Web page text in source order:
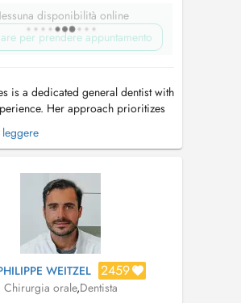
disponibilità online
per prendere appuntamento
is a dedicated general dentist with
Her approach prioritizes
comfort, but also your trust by
dental care. With an
treatments tailored to
health. Grad...
WEITZEL 2459
Chirurgia orale,Dentista